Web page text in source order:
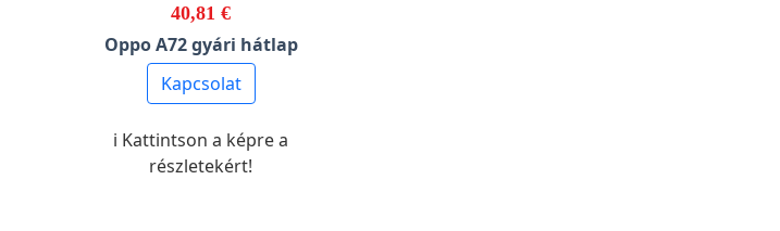
40,81 €
Oppo A72 gyári hátlap
Kapcsolat
ℹ️ Kattintson a képre a
részletekért!